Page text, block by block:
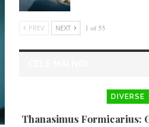
PREV NEXT 1 of 55
DIVERSE
Thanasimus Formicarius: